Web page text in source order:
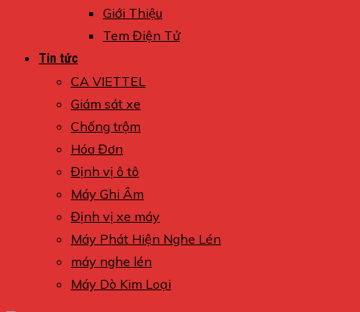
Giới Thiệu
Tem Điện Tử
Tin tức
CA VIETTEL
Giám sát xe
Chống trộm
Hóa Đơn
Định vị ô tô
Máy Ghi Âm
Định vị xe máy
Máy Phát Hiện Nghe Lén
máy nghe lén
Máy Dò Kim Loại